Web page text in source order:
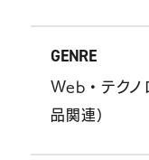
GENRE
Web・テクノ
品関連）